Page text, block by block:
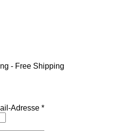
- Free Shipping
Adresse *Erforderlich